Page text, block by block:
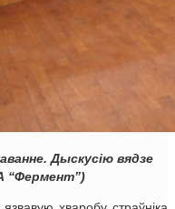
Дыскусію вядзе
“Фермент”)